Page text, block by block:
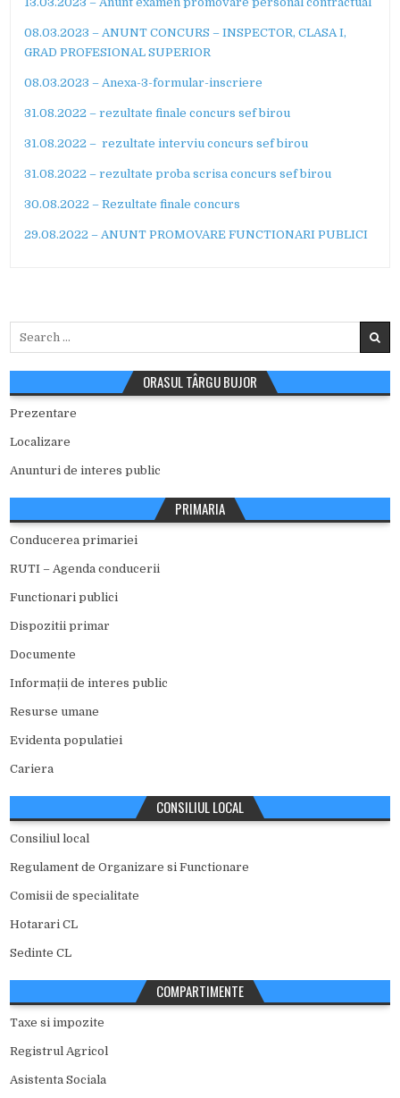
08.03.2023 – ANUNT CONCURS – INSPECTOR, CLASA I,
GRAD PROFESIONAL SUPERIOR
08.03.2023 – Anexa-3-formular-inscriere
31.08.2022 – rezultate finale concurs sef birou
31.08.2022 – rezultate interviu concurs sef birou
31.08.2022 – rezultate proba scrisa concurs sef birou
30.08.2022 – Rezultate finale concurs
29.08.2022 – ANUNT PROMOVARE FUNCTIONARI PUBLICI
ORASUL TÂRGU BUJOR
Prezentare
Localizare
Anunturi de interes public
PRIMARIA
Conducerea primariei
RUTI – Agenda conducerii
Functionari publici
Dispozitii primar
Documente
Informații de interes public
Resurse umane
Evidenta populatiei
Cariera
CONSILIUL LOCAL
Consiliul local
Regulament de Organizare si Functionare
Comisii de specialitate
Hotarari CL
Sedinte CL
COMPARTIMENTE
Taxe si impozite
Registrul Agricol
Asistenta Sociala